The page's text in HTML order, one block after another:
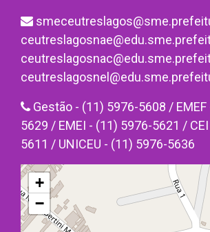
Gestão - (11) 5976-5608 /
5629 / EMEI - (11) 5976-5621 /
5611 / UNICEU - (11) 5976-5636
+
−